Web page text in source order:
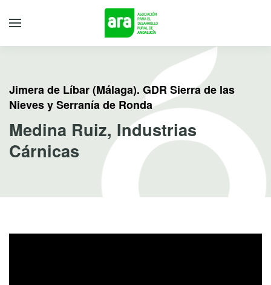
Jimera de Líbar (Málaga). GDR Sierra de las
Nieves y Serranía de Ronda
Medina Ruiz, Industrias
Cárnicas